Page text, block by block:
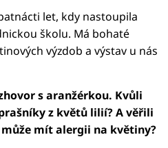
let, kdy nastoupila
školu. Má bohaté
výzdob a výstav u nás
s aranžérkou. Kvůli
z květů lilií? A věřili
mít alergii na květiny?